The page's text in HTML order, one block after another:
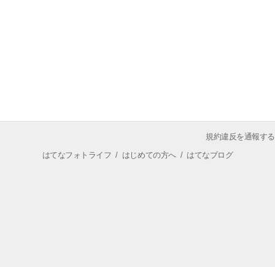
規約違反を通報する
はてなフォトライフ / はじめての方へ/ はてなブログ